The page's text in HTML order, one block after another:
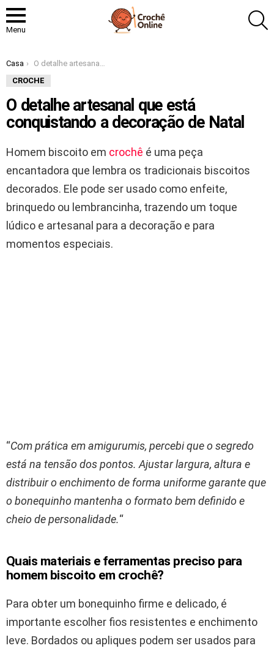
Menu
Você está aqui:
Casa
O detalhe artesanal que está conquistando a decoração de Natal
CROCHE
O detalhe artesanal que está
conquistando a decoração de Natal
Homem biscoito em crochê é uma peça
encantadora que lembra os tradicionais biscoitos
decorados. Ele pode ser usado como enfeite,
brinquedo ou lembrancinha, trazendo um toque
lúdico e artesanal para a decoração e para
momentos especiais.
“Com prática em amigurumis, percebi que o segredo
está na tensão dos pontos. Ajustar largura, altura e
distribuir o enchimento de forma uniforme garante que
o bonequinho mantenha o formato bem definido e
cheio de personalidade.“
Quais materiais e ferramentas preciso para
homem biscoito em crochê?
Para obter um bonequinho firme e delicado, é
importante escolher fios resistentes e enchimento
leve. Bordados ou apliques podem ser usados para